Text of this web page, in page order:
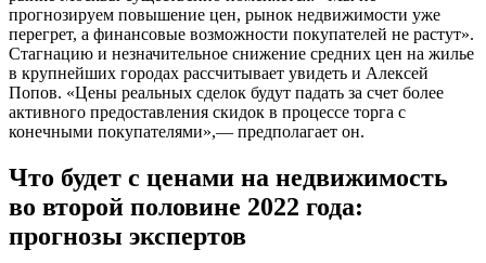
прогнозируем повышение цен, рынок недвижимости уже
перегрет, а финансовые возможности покупателей не растут».
Стагнацию и незначительное снижение средних цен на жилье
в крупнейших городах рассчитывает увидеть и Алексей
Попов. «Цены реальных сделок будут падать за счет более
активного предоставления скидок в процессе торга с
конечными покупателями»,— предполагает он.
Что будет с ценами на недвижимость
во второй половине 2022 года:
прогнозы экспертов